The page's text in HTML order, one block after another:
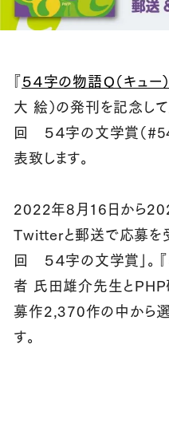
『５４字の物語Ｑ（キュー
大 絵）の発刊を記念し
回 ５４字の文学賞（
表致します。
2022年8月16日から
Twitterと郵送で応募を
回 ５４字の文学賞」。
者 氏田雄介先生と
募作2,370作の中から
す。